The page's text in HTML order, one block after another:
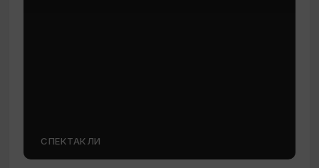
СПЕКТАКЛИ